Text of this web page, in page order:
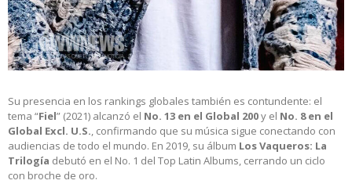
Su presencia en los rankings globales también es contundente: el
tema “Fiel” (2021) alcanzó el No. 13 en el Global 200y el No. 8 en el
Global Excl. U.S., confirmando que su música sigue conectando con
audiencias de todo el mundo. En 2019, su álbum Los Vaqueros: La
Trilogía debutó en el No. 1 del Top Latin Albums, cerrando un ciclo
con broche de oro.